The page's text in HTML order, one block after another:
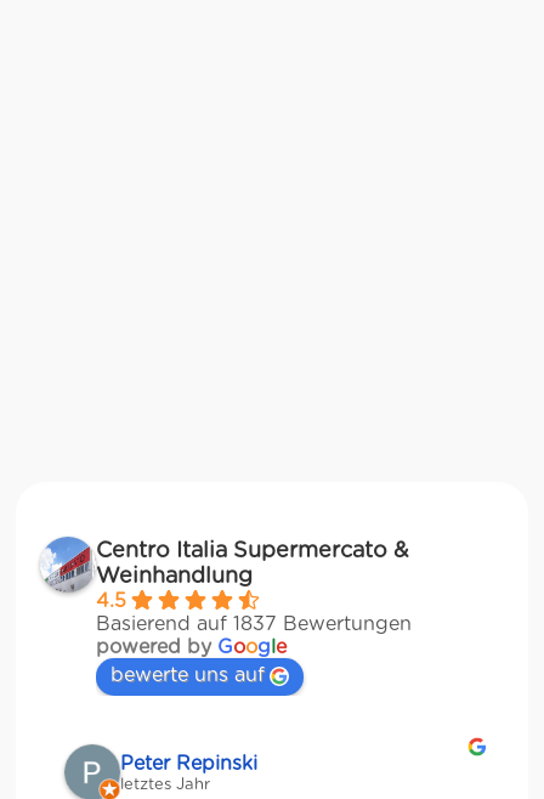
Centro Italia Supermercato &
Weinhandlung
4.5
Basierend auf 1837 Bewertungen
powered by Google
bewerte uns auf
Matze
letztes Jahr